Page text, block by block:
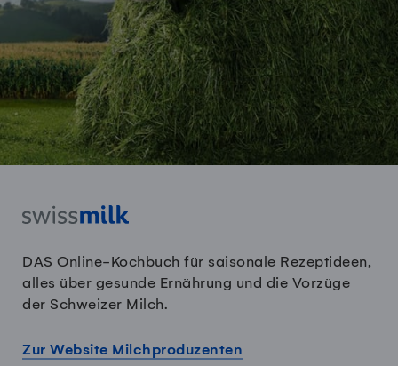
DAS Online-Kochbuch für saisonale Rezeptideen,
alles über gesunde Ernährung und die Vorzüge
der Schweizer Milch.
Zur Website Milchproduzenten